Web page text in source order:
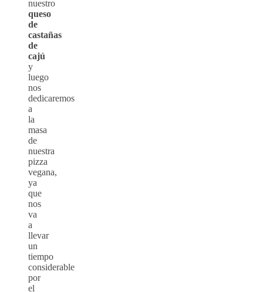
nuestro
queso
de
castañas
de
cajú
y
luego
nos
dedicaremos
a
la
masa
de
nuestra
pizza
vegana,
ya
que
nos
va
a
llevar
un
tiempo
considerable
por
el